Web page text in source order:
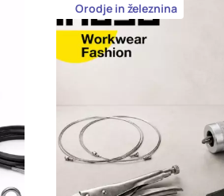
Orodje in železnina